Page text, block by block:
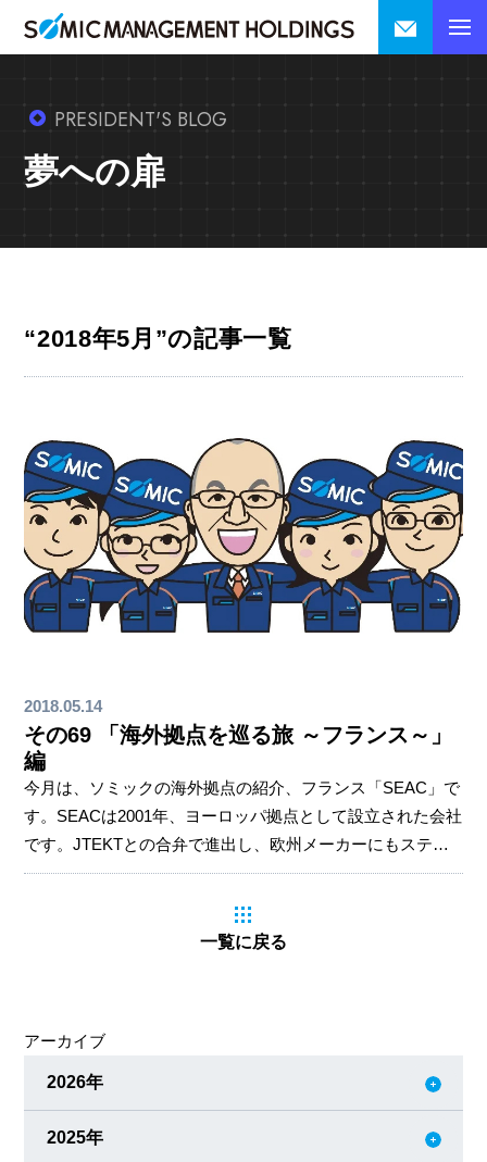
PRESIDENT'S BLOG
夢への扉
“2018年5月”の記事一覧
2018.05.14
その69 「海外拠点を巡る旅 ～フランス～」
編
今月は、ソミックの海外拠点の紹介、フランス「SEAC」で
す。SEACは2001年、ヨーロッパ拠点として設立された会社
です。JTEKTとの合弁で進出し、欧州メーカーにもステア
リング用ボールジョイントを売り込むことを考えました。
一覧に戻る
アーカイブ
2026年
2025年